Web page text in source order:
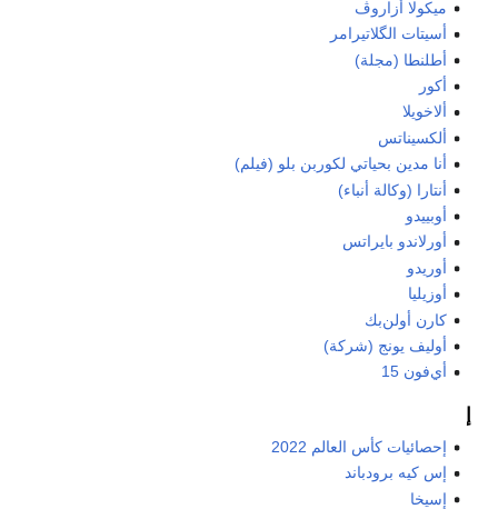
ميكولا أزاروڤ
أسيتات الگلاتيرامر
أطلنطا (مجلة)
أكور
ألاخويلا
ألكسيناتس
أنا مدين بحياتي لكوربن بلو (فيلم)
أنتارا (وكالة أنباء)
أوبييدو
أورلاندو بايراتس
أوريدو
أوزيليا
كارن أولن‌بك
أوليف يونج (شركة)
أي‌فون 15
إحصائيات كأس العالم 2022
إس كيه برودباند
إسيخا